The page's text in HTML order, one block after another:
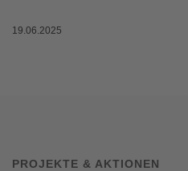
19.06.2025
PROJEKTE & AKTIONEN